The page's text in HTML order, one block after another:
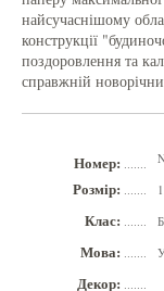
найсучаснішому
конструкції
поздоровлення та
справжній
Номер:
Розмір:
Клас:
Мова:
Декор: